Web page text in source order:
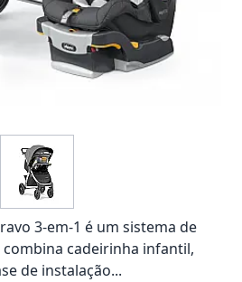
3-em-1 é um sistema de
cadeirinha infantil,
de instalação...